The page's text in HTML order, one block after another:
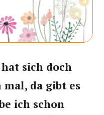
hat sich doch
mal, da gibt es
ich schon